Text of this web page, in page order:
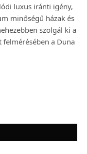
luxus iránti igény,
minőségű házak és
szolgál ki a
a Duna